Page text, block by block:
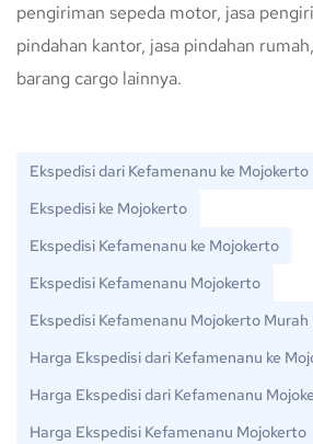
pengiriman sepeda motor, jasa
pindahan kantor, jasa pindahan
barang cargo lainnya.
Ekspedisi dari Kefamenanu ke Mojokerto
Ekspedisi ke Mojokerto
Ekspedisi Kefamenanu ke Mojokerto
Ekspedisi Kefamenanu Mojokerto
Ekspedisi Kefamenanu Mojokerto Murah
Harga Ekspedisi dari Kefamenanu ke
Harga Ekspedisi dari Kefamenanu
Harga Ekspedisi Kefamenanu Mojokerto